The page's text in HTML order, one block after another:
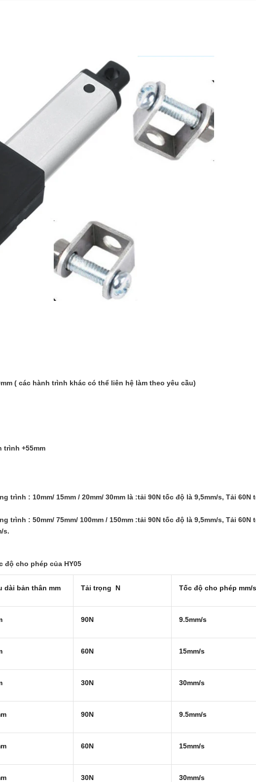
( các hành trình khác có thể liên hệ làm theo yêu cầu)
trình +55mm
trình : 10mm/ 15mm / 20mm/ 30mm là :tải 90N tốc độ là 9,5mm/s, Tải 60N
trình : 50mm/ 75mm/ 100mm / 150mm :tải 90N tốc độ là 9,5mm/s, Tải 60N
s.
cho phép của HY05
dài bản thân mm Tải trọng N Tốc độ cho phép mm/s
90N 9.5mm/s
60N 15mm/s
30N 30mm/s
90N 9.5mm/s
60N 15mm/s
30N 30mm/s